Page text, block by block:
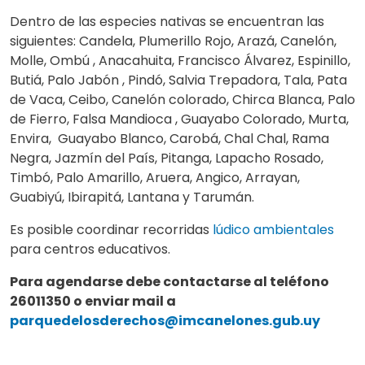
Dentro de las especies nativas se encuentran las
siguientes: Candela, Plumerillo Rojo, Arazá, Canelón,
Molle, Ombú , Anacahuita, Francisco Álvarez, Espinillo,
Butiá, Palo Jabón , Pindó, Salvia Trepadora, Tala, Pata
de Vaca, Ceibo, Canelón colorado, Chirca Blanca, Palo
de Fierro, Falsa Mandioca , Guayabo Colorado, Murta,
Envira, Guayabo Blanco, Carobá, Chal Chal, Rama
Negra, Jazmín del País, Pitanga, Lapacho Rosado,
Timbó, Palo Amarillo, Aruera, Angico, Arrayan,
Guabiyú, Ibirapitá, Lantana y Tarumán.
Es posible coordinar recorridas lúdico ambientales
para centros educativos.
Para agendarse debe contactarse al teléfono
26011350 o enviar mail a
parquedelosderechos@imcanelones.gub.uy